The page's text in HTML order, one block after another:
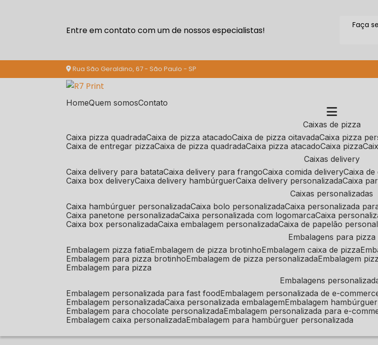
Entre em contato com um de nossos especialistas!
Faça
Rua São Geraldino, 67 - São Paulo - SP
Home Quem somos Contato
caixas de pizza
caixa pizza quadrada caixa de pizza atacado caixa de pizza oitavada caixa pizza
caixa de entregar pizza caixa de pizza quadrada caixa pizza atacado caixa pizza
caixas delivery
caixa delivery para batata caixa delivery para frango caixa comida delivery caixa
caixa box delivery caixa delivery hambúrguer caixa delivery personalizada caixa
caixas personalizadas
caixa hambúrguer personalizada caixa bolo personalizada caixa personalizada
caixa panetone personalizada caixa personalizada com logomarca caixa
caixa box personalizada caixa embalagem personalizada caixa de papelão
embalagens para pizza
embalagem pizza fatia embalagem de pizza brotinho embalagem caixa de pizza
embalagem para pizza brotinho embalagem de pizza personalizada embalagem
embalagem para pizza
embalagens
embalagem personalizada para fast food embalagem personalizada de e-
embalagem personalizada caixa personalizada embalagem embalagem
embalagem para chocolate personalizada embalagem personalizada para e-
embalagem caixa personalizada embalagem para hambúrguer personalizada